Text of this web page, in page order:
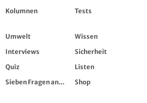
Kolumnen Tests
Umwelt
Wissen
Interviews
Sicherheit
Quiz
Listen
Sieben Fragen an...
Shop